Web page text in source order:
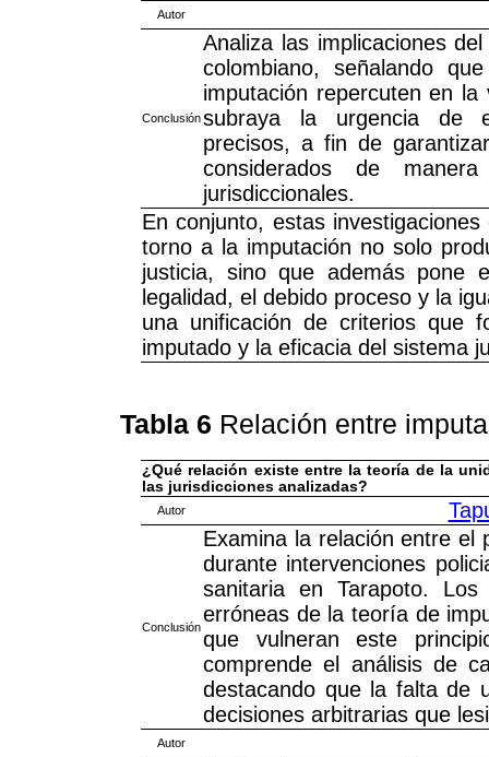
Autor
Conclusión
Analiza las implicaciones
colombiano, señalando
imputación repercuten en
subraya la urgencia de
precisos, a fin de
considerados de
jurisdiccionales.
En conjunto, estas
torno a la imputación no solo
justicia, sino que además pone
legalidad, el debido proceso y la
una unificación de criterios que
imputado y la eficacia del sistema
Tabla 6 Relación entre
¿Qué relación existe entre la teoría de la
las jurisdicciones analizadas?
Autor
Conclusión
Examina la relación entre el
durante intervenciones
sanitaria en Tarapoto.
erróneas de la teoría de
que vulneran este
comprende el análisis de
destacando que la falta de
decisiones arbitrarias que
Autor